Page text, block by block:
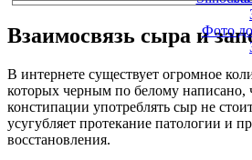
Фото
Взаимосвязь сыра и
В интернете существует огромное
которых черным по белому написано,
констипации употреблять сыр не
усугубляет протекание патологии и
восстановления.